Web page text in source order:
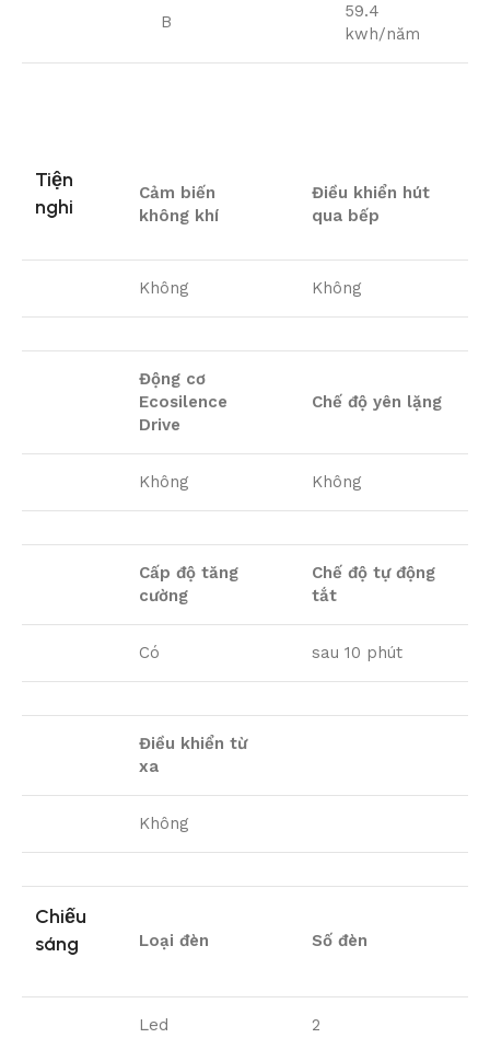
B
59.4
kwh/năm
Tiện
nghi
Cảm biến
không khí
Điều khiển hút
qua bếp
Không Không
Động cơ
Ecosilence
Drive
Chế độ yên lặng
Không Không
Cấp độ tăng
cường
Chế độ tự động
tắt
Có sau 10 phút
Điều khiển từ
xa
Không
Chiếu
sáng
Loại đèn Số đèn
Led 2